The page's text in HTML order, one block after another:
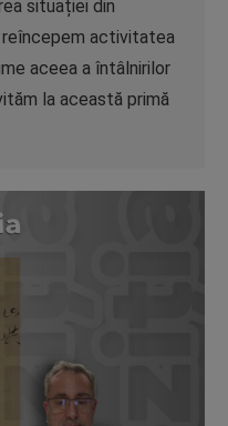
situației din
reîncepem activitatea
aceea a întâlnirilor
la această primă